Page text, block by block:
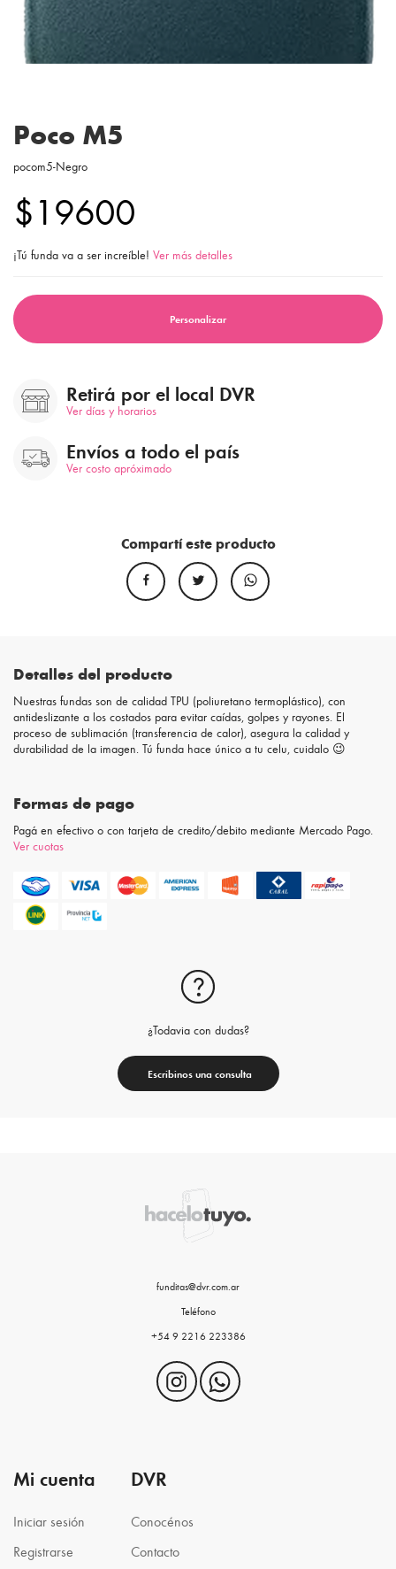
Poco M5
pocom5-Negro
$19600
¡Tú funda va a ser increíble! Ver más detalles
Personalizar
Retirá por el local DVR
Ver días y horarios
Envíos a todo el país
Ver costo apróximado
Compartí este producto
Detalles del producto
Nuestras fundas son de calidad TPU (poliuretano termoplástico), con
antideslizante a los costados para evitar caídas, golpes y rayones. El
proceso de sublimación (transferencia de calor), asegura la calidad y
durabilidad de la imagen. Tú funda hace único a tu celu, cuidalo 😉
Formas de pago
Pagá en efectivo o con tarjeta de credito/debito mediante Mercado Pago.
Ver cuotas
¿Todavia con dudas?
Escribinos una consulta
funditas@dvr.com.ar
Teléfono
+54 9 2216 223386
Mi cuenta
Iniciar sesión
Registrarse
DVR
Conocénos
Contacto